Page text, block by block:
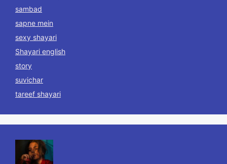
sambad
sapne mein
sexy shayari
Shayari english
story
suvichar
tareef shayari